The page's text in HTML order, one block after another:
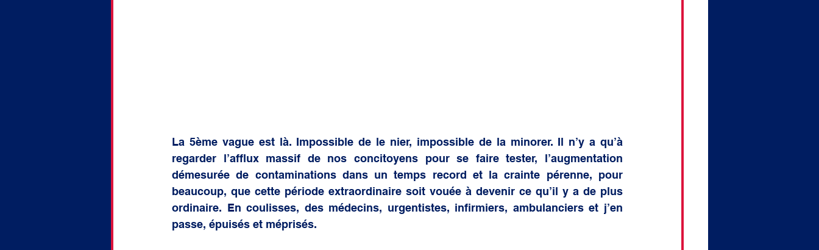
La 5ème vague est là. Impossible de le nier, impossible de la minorer. Il n’y a qu’à
regarder l’afflux massif de nos concitoyens pour se faire tester, l’augmentation
démesurée de contaminations dans un temps record et la crainte pérenne, pour
beaucoup, que cette période extraordinaire soit vouée à devenir ce qu’il y a de plus
ordinaire. En coulisses, des médecins, urgentistes, infirmiers, ambulanciers et j’en
passe, épuisés et méprisés.